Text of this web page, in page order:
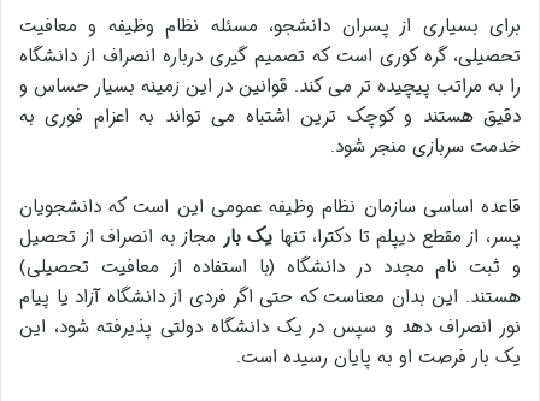
برای بسیاری از پسران دانشجو، مسئله نظام وظیفه و معافیت
تحصیلی، گره کوری است که تصمیم گیری درباره انصراف از دانشگاه
را به مراتب پیچیده تر می کند. قوانین در این زمینه بسیار حساس و
دقیق هستند و کوچک ترین اشتباه می تواند به اعزام فوری به
خدمت سربازی منجر شود.
قاعده اساسی سازمان نظام وظیفه عمومی این است که دانشجویان
پسر، از مقطع دیپلم تا دکترا، تنها یک بار مجاز به انصراف از تحصیل
و ثبت نام مجدد در دانشگاه (با استفاده از معافیت تحصیلی)
هستند. این بدان معناست که حتی اگر فردی از دانشگاه آزاد یا پیام
نور انصراف دهد و سپس در یک دانشگاه دولتی پذیرفته شود، این
یک بار فرصت او به پایان رسیده است.